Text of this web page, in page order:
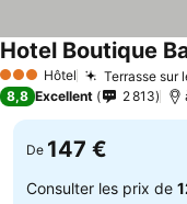
3 ÉtoilesHôtel Terrasse sur
Hotel Boutique
8,8 Excellent 2 813
De 147 €
Consulter les prix de